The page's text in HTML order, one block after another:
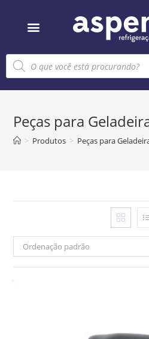
Peças para
> Produtos > Peças para
Ordenação padrão